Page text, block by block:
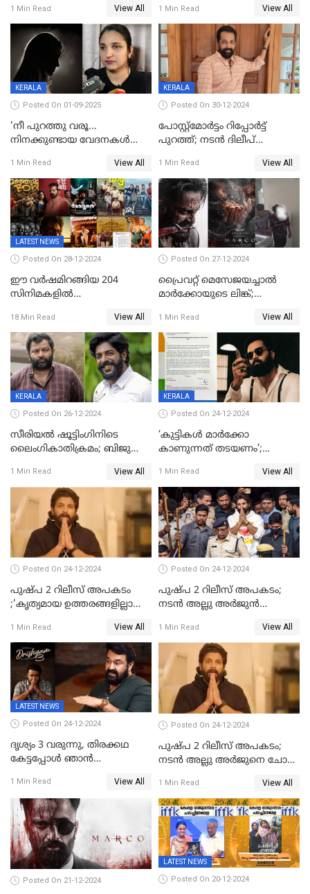
1 Min Read View All
തീയതി പുറത്ത്
1 Min Read View All
KERALA
Posted On 01-09-2025
'നീ പുറത്തു വരൂ...
നിനക്കുണ്ടായ വേദനകള്‍
'കരയേണ്ടതും ഒറ്റപ്പെടേണ്ടതും
വേട്ടക്കാരനാണ്, വേദനകള്‍
സധൈര്യം പറയു;
പെണ്‍കുട്ടിയോട് റിനി ആര്‍
ജോര്‍ജ്
1 Min Read View All
KERALA
Posted On 30-12-2024
പോസ്റ്റ്‌മോര്‍ട്ടം റിപ്പോര്‍ട്ട്
പുറത്ത്; നടൻ ദിലീപ്
ആന്തരിക രക്തസ്രാവം
1 Min Read View All
LATEST NEWS
Posted On 28-12-2024
ഈ വർഷമിറങ്ങിയ 204
സിനിമകളിൽ
ചിത്രങ്ങൾ; 2024ൽ സിനിമാ
വ്യവസായത്തിന് നഷ്ടം 700
കോടി; അഭിനേതാക്കൾ
പ്രതിഫലം കുറയ്ക്കണമെന്നും
നിർമാതാക്കളുടെ സംഘടന
18 Min Read View All
Posted On 27-12-2024
പ്രൈവറ്റ് മെസേജയച്ചാല്‍
മാർക്കോയുടെ ലിങ്ക്;
സ്വദേശി അറസ്റ്റില്‍
1 Min Read View All
KERALA
Posted On 26-12-2024
സീരിയല്‍ ഷൂട്ടിംഗിനിടെ
ലൈംഗികാതിക്രമം; ബിജു
ശ്രീകുമാറിനുമെതിരെ കേസ്
1 Min Read View All
KERALA
Posted On 24-12-2024
‘കുട്ടികൾ മാർക്കോ
കാണുന്നത് തടയണം’;
മാതാപിതാക്കൾക്കൊപ്പം
കുട്ടികളുമെത്തുന്നു;
മുഖ്യമന്ത്രിക്ക് പരാതി നൽകി
കെപിസിസി അംഗം
1 Min Read View All
Posted On 24-12-2024
പുഷ്‌പ 2 റിലീസ് അപകടം
;'കൃത്യമായ ഉത്തരങ്ങളില്ലാതെ
1 Min Read View All
Posted On 24-12-2024
പുഷ്പ 2 റിലീസ് അപകടം;
നടന്‍ അല്ലു അര്‍ജുൻ
മുന്നിൽ ഹാജരായി
1 Min Read View All
LATEST NEWS
Posted On 24-12-2024
ദൃശ്യം 3 വരുന്നു, തിരക്കഥ
കേട്ടപ്പോള്‍ ഞാന്‍
സ്ഥിരീകരിച്ച് മോഹൻലാൽ
1 Min Read View All
Posted On 24-12-2024
പുഷ്പ 2 റിലീസ് അപകടം;
നടന്‍ അല്ലു അര്‍ജുനെ ചോദ്യം
1 Min Read View All
Posted On 21-12-2024
LATEST NEWS
Posted On 20-12-2024